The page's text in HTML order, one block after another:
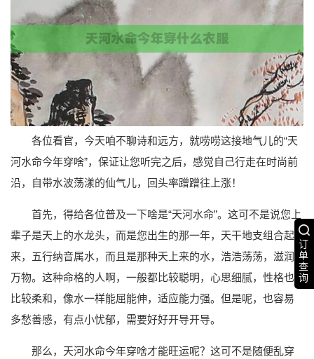
订
单
查
询
各位看官，今天咱不聊诗和远方，就唠唠这接地气儿的“天
河水命今年穿啥”，保证让您听完之后，感觉自己行走在时尚前
沿，自带水波荡漾的仙气儿，回头率蹭蹭往上涨！
首先，得给各位普及一下啥是“天河水命”。这可不是说您上
辈子是天上的水龙头，而是您出生的那一年，天干地支组合起
来，五行纳音属水，而且是那种天上来的水，浩浩荡荡，滋润
万物。这种命格的人啊，一般都比较聪明，心思细腻，性格也
比较柔和，像水一样能屈能伸，适应能力强。但是呢，也容易
多愁善感，有点小忧郁，需要好好开导开导。
那么，天河水命今年穿啥才能旺运呢？这可不是随便乱穿